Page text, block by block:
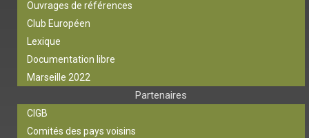
Ouvrages de références
Club Européen
Lexique
Documentation libre
Marseille 2022
Partenaires
CIGB
Comités des pays voisins